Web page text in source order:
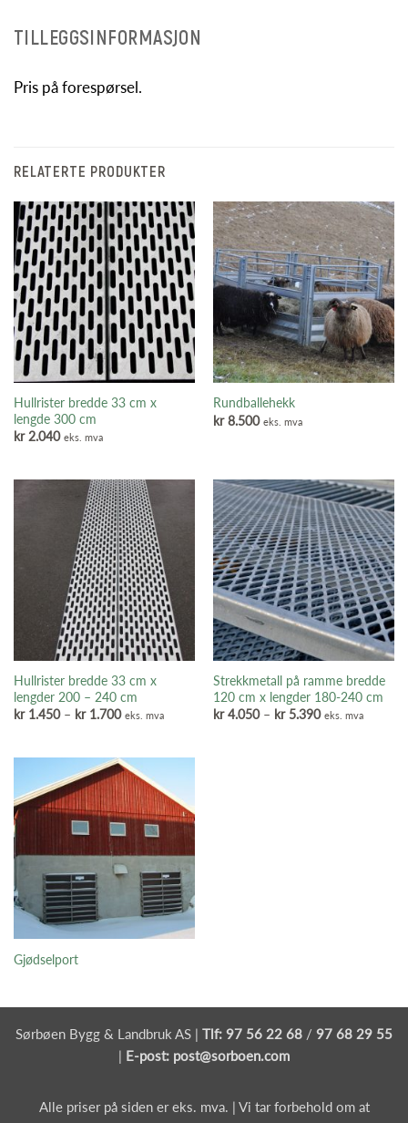
TILLEGGSINFORMASJON
Pris på forespørsel.
RELATERTE PRODUKTER
Hullrister bredde 33 cm x
lengde 300 cm
kr2.040 eks. mva
Rundballehekk
kr8.500 eks. mva
Hullrister bredde 33 cm x
lengder 200 – 240 cm
kr1.450 – kr1.700Prisområde:
eks. mva
Strekkmetall på ramme bredde
120 cm x lengder 180-240 cm
kr4.050 – kr5.390Prisområde:
eks. mva
Gjødselport
Sørbøen Bygg & Landbruk AS | Tlf: 97 56 22 68 / 97 68 29 55
| E-post: post@sorboen.com
Alle priser på siden er eks. mva. | Vi tar forbehold om at